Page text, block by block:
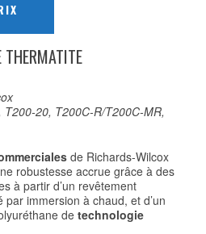
THERMATITE
T200-20, T200C-R/T200C-MR,
de Richards-Wilcox
robustesse accrue grâce à des
à partir d’un revêtement
par immersion à chaud, et d’un
de technologie